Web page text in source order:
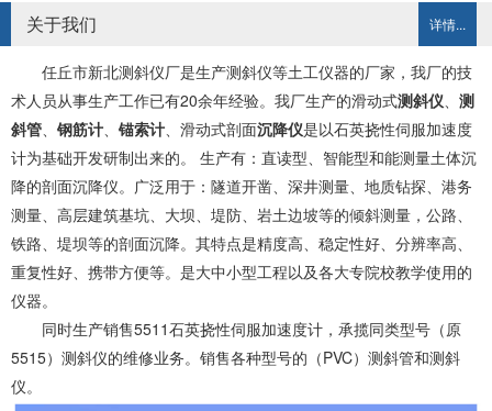
详情...
关于我们
任丘市新北测斜仪厂是生产测斜仪等土工仪器的厂家，我厂的技
术人员从事生产工作已有20余年经验。我厂生产的滑动式测斜仪、 测
斜管、 钢筋计、 锚索计、滑动式剖面沉降仪是以石英挠性伺服加速度
计为基础开发研制出来的。 生产有：直读型、智能型和能测量土体沉
降的剖面沉降仪。广泛用于：隧道开凿、深井测量、地质钻探、港务
测量、高层建筑基坑、大坝、堤防、岩土边坡等的倾斜测量，公路、
铁路、堤坝等的剖面沉降。其特点是精度高、稳定性好、分辨率高、
重复性好、携带方便等。是大中小型工程以及各大专院校教学使用的
仪器。
同时生产销售5511石英挠性伺服加速度计，承揽同类型号（原
5515）测斜仪的维修业务。销售各种型号的（PVC）测斜管和测斜
仪。